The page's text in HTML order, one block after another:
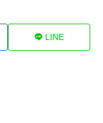
LINE